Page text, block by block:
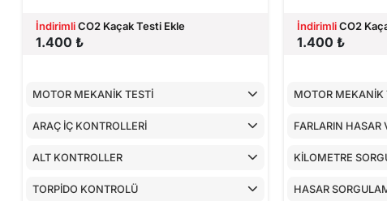
İndirimliCO2 Kaçak Testi Ekle
1.400 ₺
MOTOR MEKANİK TESTİ
ARAÇ İÇ KONTROLLERİ
ALT KONTROLLER
TORPİDO KONTROLÜ
İndirimliCO2
1.400 ₺
MOTOR MEKANİK
FARLARIN HASAR
KİLOMETRE
HASAR